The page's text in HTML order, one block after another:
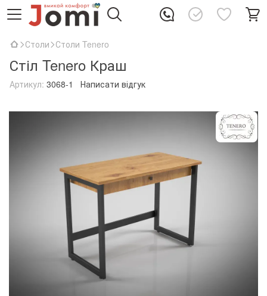
Столи Столи Tenero
Стіл Tenero Краш
Артикул: 3068-1 Написати відгук